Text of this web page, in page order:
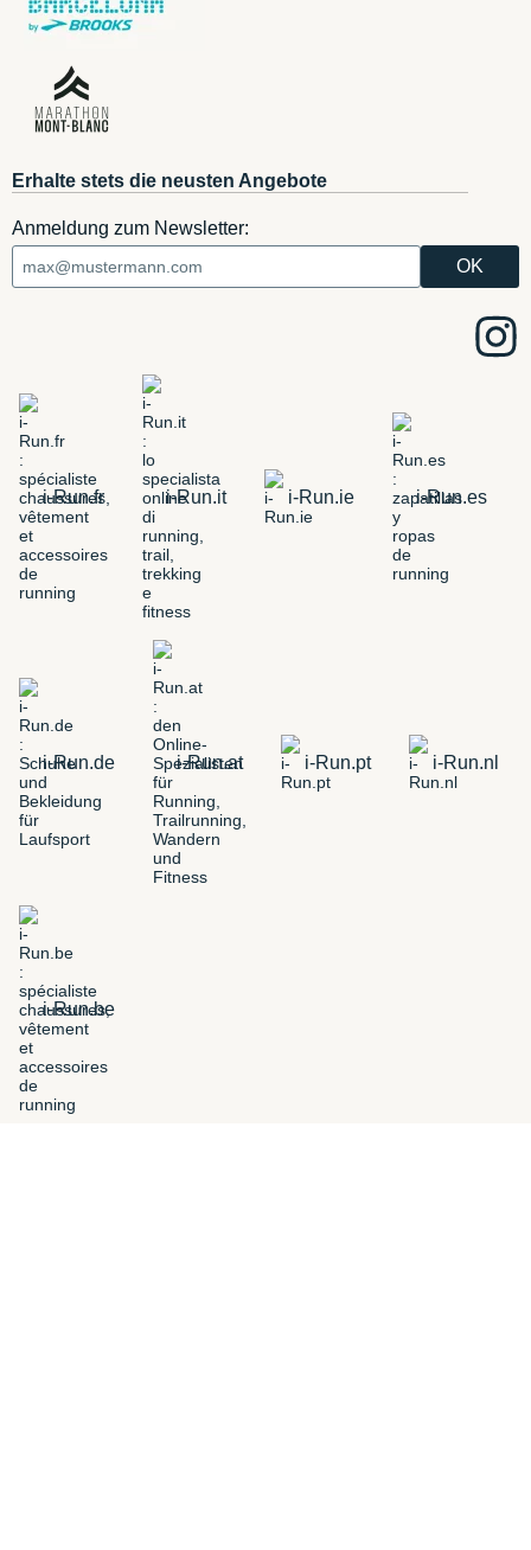
Erhalte stets die neusten Angebote
Anmeldung zum Newsletter:
i-Run.fr i-Run.it i-Run.ie i-Run.es
i-Run.de i-Run.at i-Run.pt i-Run.nl
i-Run.be